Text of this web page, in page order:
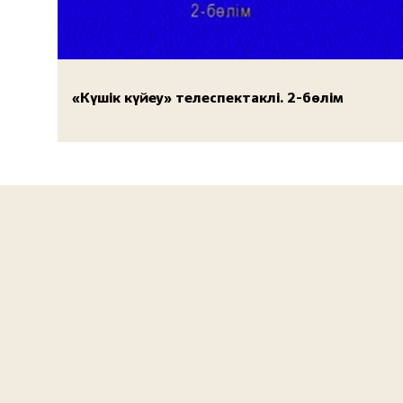
«Күшік күйеу» телеспектаклі. 2-бөлім